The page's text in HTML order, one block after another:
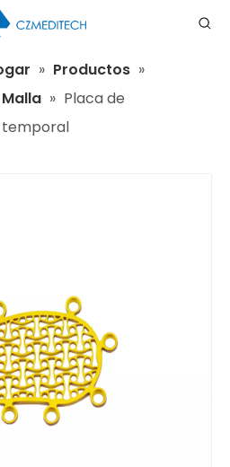
» Productos »
Malla » Placa de
temporal